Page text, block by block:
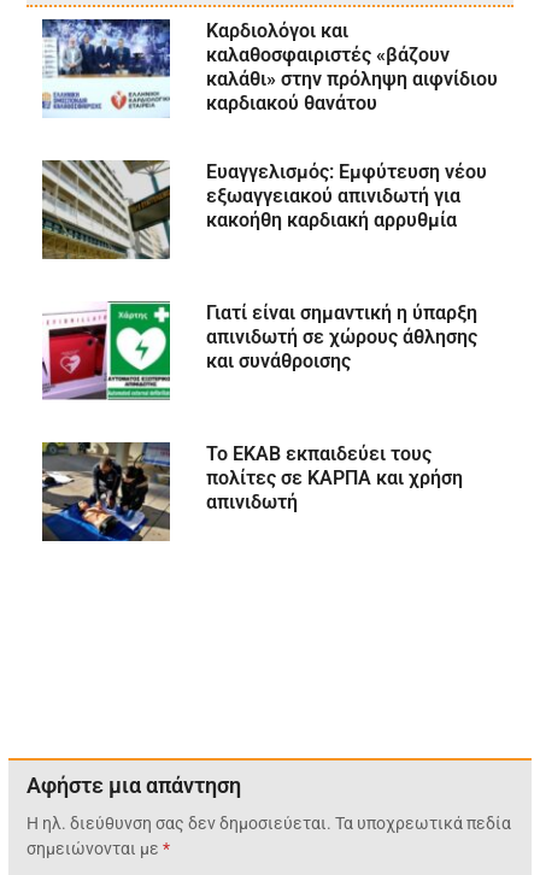
Καρδιολόγοι και
καλαθοσφαιριστές «βάζουν
καλάθι» στην πρόληψη αιφνίδιου
καρδιακού θανάτου
Ευαγγελισμός: Εμφύτευση νέου
εξωαγγειακού απινιδωτή για
κακοήθη καρδιακή αρρυθμία
Γιατί είναι σημαντική η ύπαρξη
απινιδωτή σε χώρους άθλησης
και συνάθροισης
Το ΕΚΑΒ εκπαιδεύει τους
πολίτες σε ΚΑΡΠΑ και χρήση
απινιδωτή
Αφήστε μια απάντηση
Η ηλ. διεύθυνση σας δεν δημοσιεύεται. Τα υποχρεωτικά πεδία
σημειώνονται με*